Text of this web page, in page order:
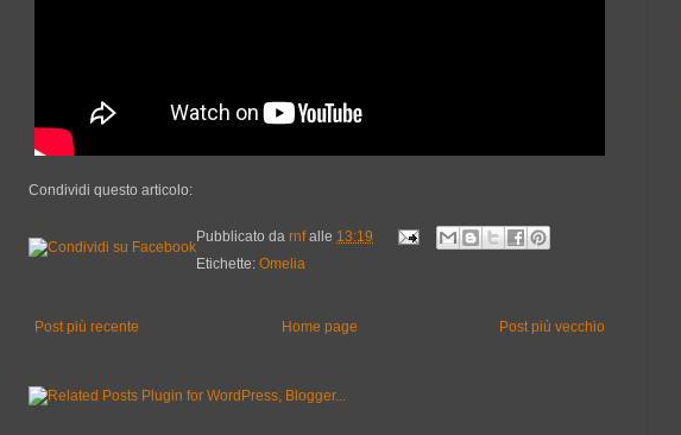
Condividi questo articolo:
Pubblicato da rnfalle 13:19
Etichette: Omelia
Post più recente Post più vecchio
Home page